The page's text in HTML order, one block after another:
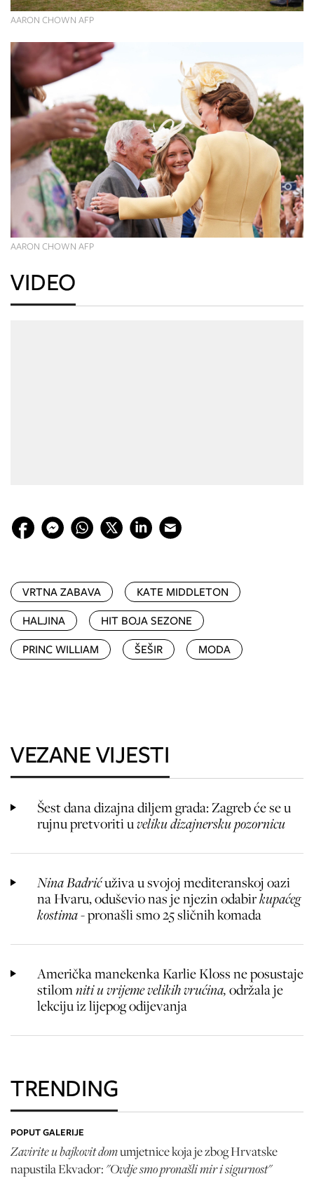
AARON CHOWN AFP
AARON CHOWN AFP
VIDEO
VRTNA ZABAVA
KATE MIDDLETON
HALJINA
HIT BOJA SEZONE
PRINC WILLIAM
ŠEŠIR MODA
VEZANE VIJESTI
Šest dana dizajna diljem grada: Zagreb će se u
rujnu pretvoriti uveliku dizajnersku pozornicu
Nina Badrićuživa u svojoj mediteranskoj oazi
na Hvaru, oduševio nas je njezin odabirkupaćeg
kostima -pronašli smo 25 sličnih komada
Američka manekenka Karlie Kloss ne posustaje
stilomniti u vrijeme velikih vrućina,održala je
lekciju iz lijepog odijevanja
TRENDING
POPUT GALERIJE
Zavirite u bajkovit domumjetnice koja je zbog Hrvatske
napustila Ekvador: "Ovdje smo pronašli mir i sigurnost"